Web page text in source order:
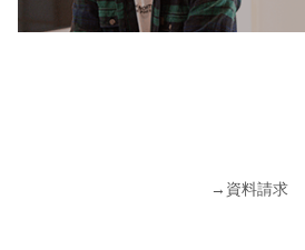
→ 資料請求